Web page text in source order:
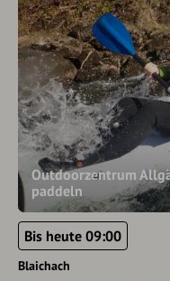
Outdoorzentrum
paddeln
Bis heute 09:00
Blaichach